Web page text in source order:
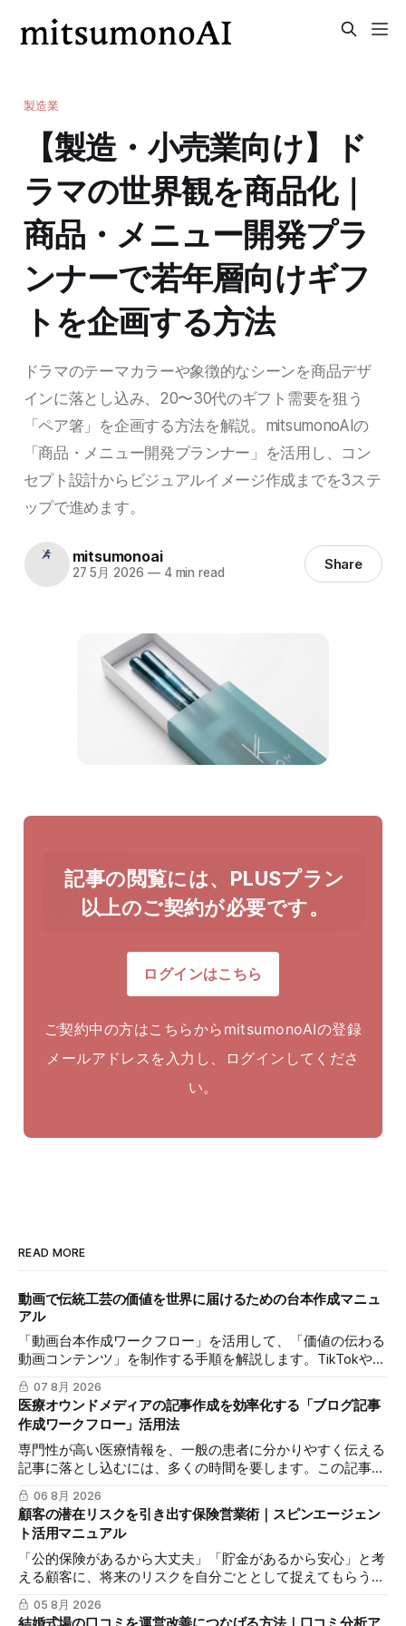
製造業
【製造・小売業向け】ド
ラマの世界観を商品化｜
商品・メニュー開発プラ
ンナーで若年層向けギフ
トを企画する方法
ドラマのテーマカラーや象徴的なシーンを商品デザ
インに落とし込み、20〜30代のギフト需要を狙う
「ペア箸」を企画する方法を解説。mitsumonoAIの
「商品・メニュー開発プランナー」を活用し、コン
セプト設計からビジュアルイメージ作成までを3ステ
ップで進めます。
mitsumonoai
27 5月 2026 —4 min read Share
記事の閲覧には、PLUSプラン
以上のご契約が必要です。
ログインはこちら
ご契約中の方はこちらからmitsumonoAIの登録
メールアドレスを入力し、ログインしてくださ
い。
READ MORE
動画で伝統工芸の価値を世界に届けるための台本作成マニュ
アル
「動画台本作成ワークフロー」を活用して、「価値の伝わる
動画コンテンツ」を制作する手順を解説します。TikTokや
Instagramリールを通じた、国内若年層および海外市場への
効果的な発信を支援します。
07 8月 2026
医療オウンドメディアの記事作成を効率化する「ブログ記事
作成ワークフロー」活用法
専門性が高い医療情報を、一般の患者に分かりやすく伝える
記事に落とし込むには、多くの時間を要します。この記事で
は、mitsumonoAIの「ブログ記事作成ワークフロー」を活用
し、SEOに配慮した質の高いブログ記事を効率的に作成し、
発信力を最大化する方法を解説します。
06 8月 2026
顧客の潜在リスクを引き出す保険営業術｜スピンエージェン
ト活用マニュアル
「公的保険があるから大丈夫」「貯金があるから安心」と考
える顧客に、将来のリスクを自分ごととして捉えてもらうの
は簡単ではありません。この記事では、mitsumonoAIの「ス
ピンエージェント」を活用し、顧客の反論すらも対話の糸口
05 8月 2026